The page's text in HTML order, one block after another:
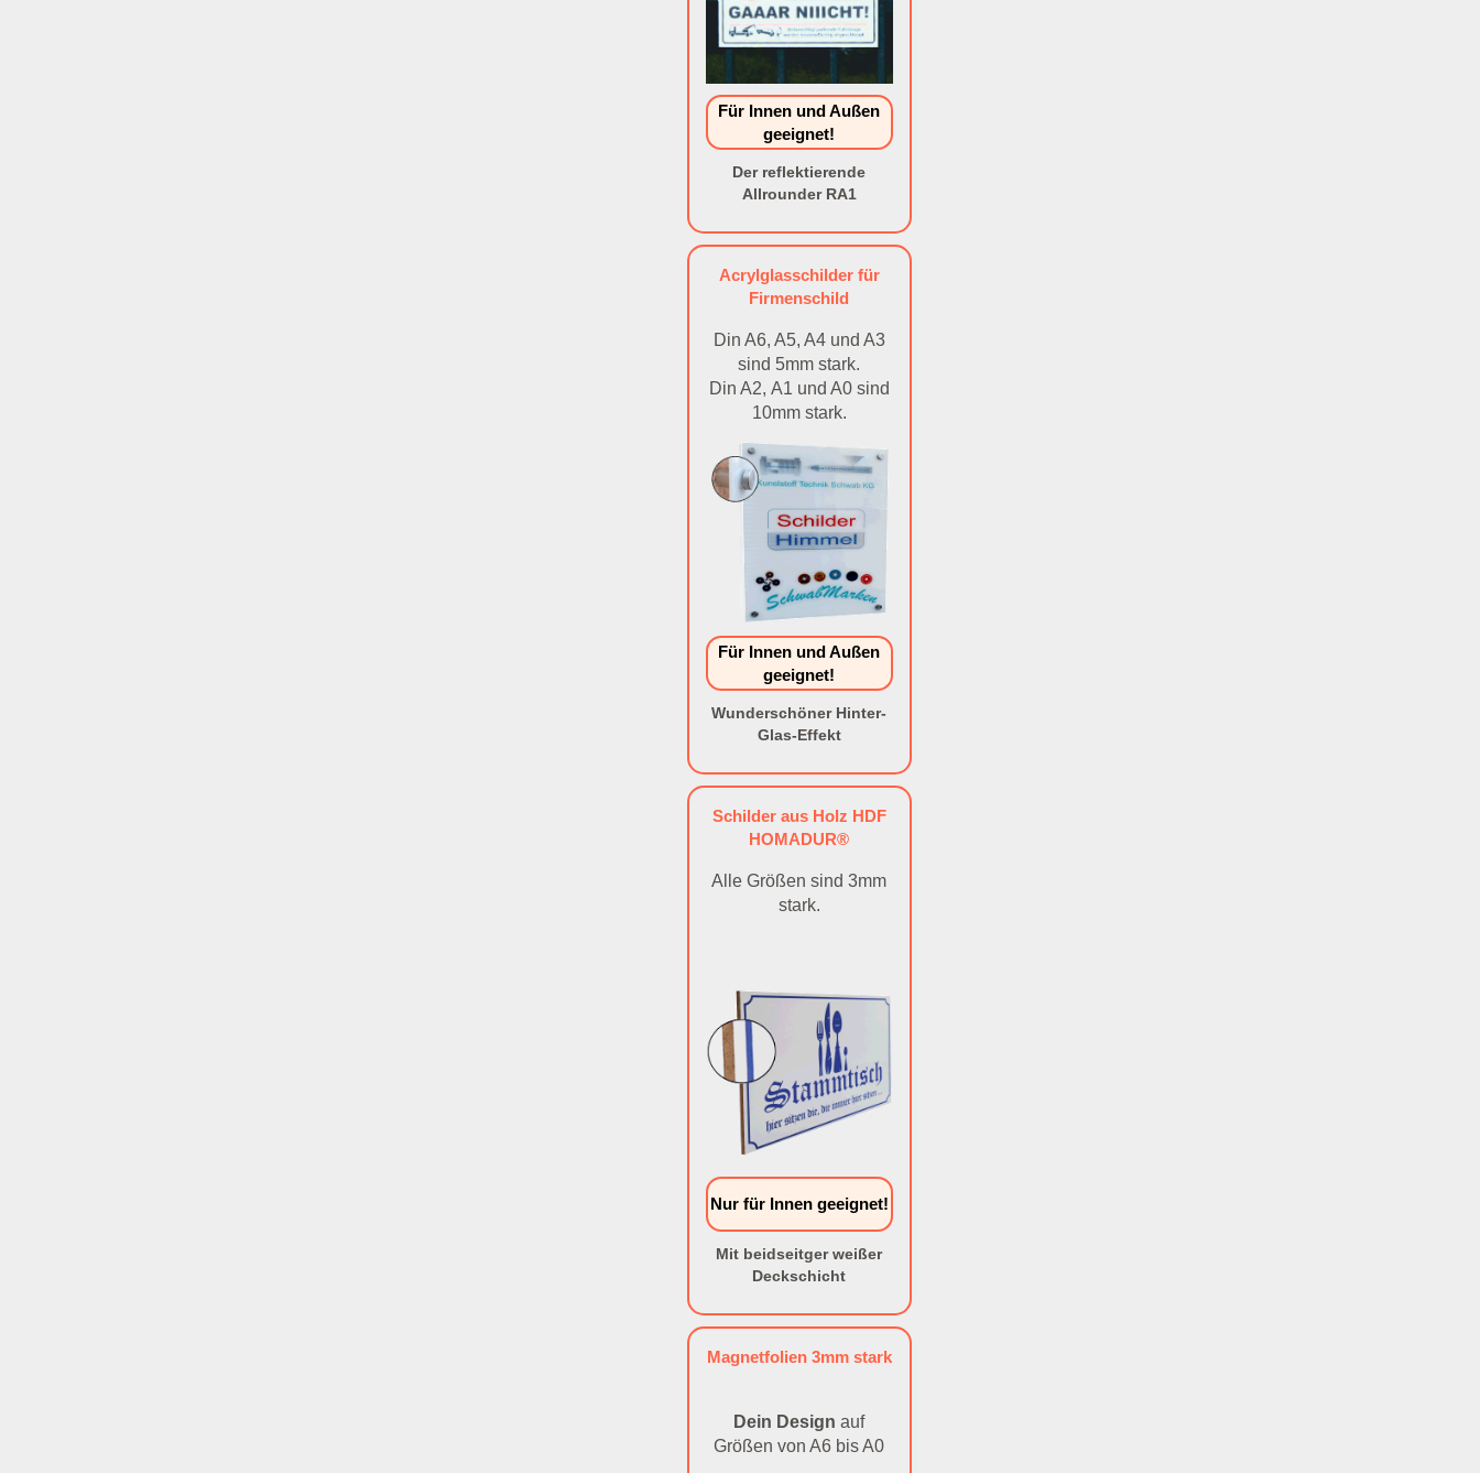
Für Innen und Außen
geeignet!
Der reflektierende
Allrounder RA1
Acrylglasschilder für
Firmenschild
Din A6, A5, A4 und A3
sind 5mm stark.
Din A2, A1 und A0 sind
10mm stark.
Für Innen und Außen
geeignet!
Wunderschöner Hinter-
Glas-Effekt
Schilder aus Holz HDF
HOMADUR®
Alle Größen sind 3mm
stark.
Nur für Innen geeignet!
Mit beidseitger weißer
Deckschicht
Magnetfolien 3mm stark
Dein Design auf
Größen von A6 bis A0